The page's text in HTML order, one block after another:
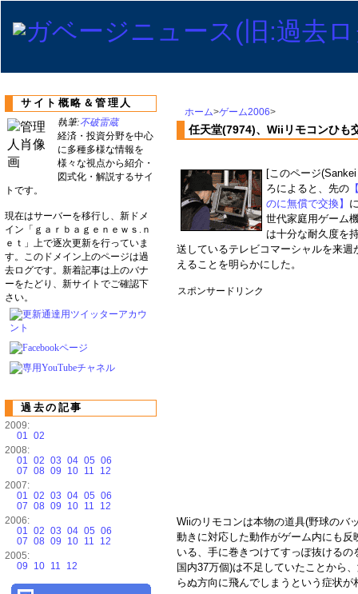
ホーム>ゲーム2006>
任天堂(7974)、Wiiリモコンひも
[このページ
ろによると、先の
のに無償で交換】
世代家庭用ゲーム
は十分な耐久度を
送しているテレビコマーシャルを来
えることを明らかにした。
スポンサードリンク
Wiiのリモコンは本物の道具(野球のバ
動きに対応した動作がゲーム内にも
いる、手に巻きつけてすっぽ抜ける
国内37万個)は不足していたことから
らぬ方向に飛んでしまうという症状が
サイト概略＆管理人
執筆:不破雷蔵
経済・投資分野を中心
に多種多様な情報を
様々な視点から紹介・
図式化・解説するサイ
トです。
現在はサーバーを移行し、新ドメ
イン「ｇａｒｂａｇｅｎｅｗｓ.ｎ
ｅｔ」上で逐次更新を行っていま
す。このドメイン上のページは過
去ログです。新着記事は上のバナ
ーをたどり、新サイトでご確認下
さい。
過去の記事
2009:
01 02
2008:
01 02 03 04 05 06
07 08 09 10 11
12
2007:
01 02 03 04 05 06
07 08 09 10 11
12
2006:
01 02 03 04 05 06
07 08 09 10 11
12
2005:
09
10 11 12